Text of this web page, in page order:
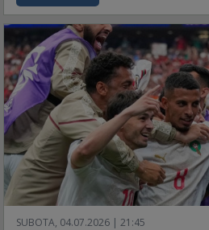
SUBOTA, 04.07.2026 | 21:45